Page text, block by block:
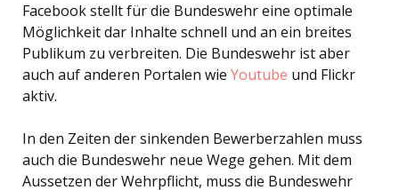
Facebook stellt für die Bundeswehr eine optimale
Möglichkeit dar Inhalte schnell und an ein breites
Publikum zu verbreiten. Die Bundeswehr ist aber
auch auf anderen Portalen wie Youtube und Flickr
aktiv.
In den Zeiten der sinkenden Bewerberzahlen muss
auch die Bundeswehr neue Wege gehen. Mit dem
Aussetzen der Wehrpflicht, muss die Bundeswehr